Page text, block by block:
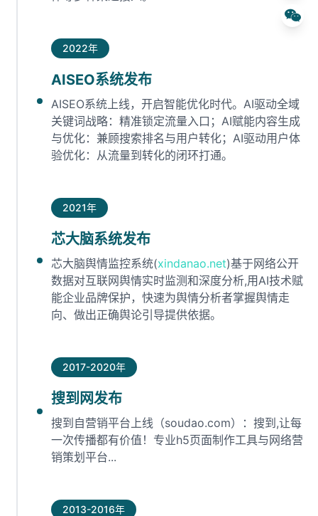
2022年
AISEO系统发布
AISEO系统上线，开启智能优化时代。AI驱动全域
关键词战略：精准锁定流量入口；AI赋能内容生成
与优化：兼顾搜索排名与用户转化；AI驱动用户体
验优化：从流量到转化的闭环打通。
2021年
芯大脑系统发布
芯大脑舆情监控系统(xindanao.net)基于网络公开
数据对互联网舆情实时监测和深度分析,用AI技术赋
能企业品牌保护，快速为舆情分析者掌握舆情走
向、做出正确舆论引导提供依据。
2017-2020年
搜到网发布
搜到自营销平台上线（soudao.com）：搜到,让每
一次传播都有价值！专业h5页面制作工具与网络营
销策划平台...
2013-2016年